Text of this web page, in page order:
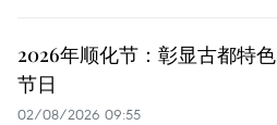
2026年顺化节：彰显古都特
节日
02/08/2026 09:55